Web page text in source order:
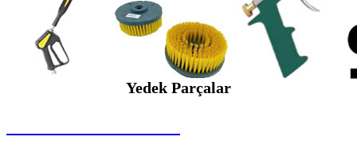
Yedek Parçalar